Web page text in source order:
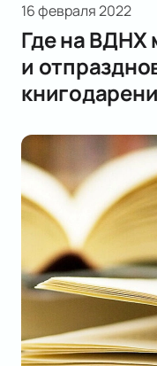
16 февраля 2022
Где на ВДНХ
и